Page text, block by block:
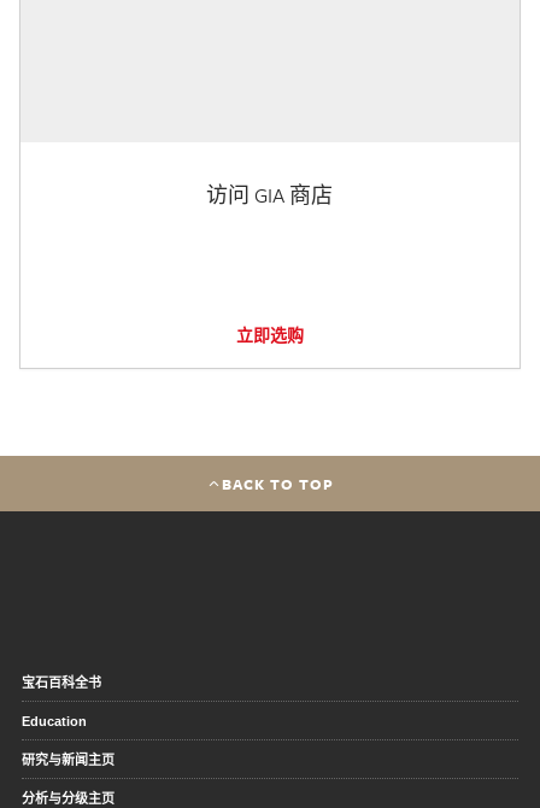
访问 GIA 商店
立即选购
BACK TO TOP
宝石百科全书
Education
研究与新闻主页
分析与分级主页